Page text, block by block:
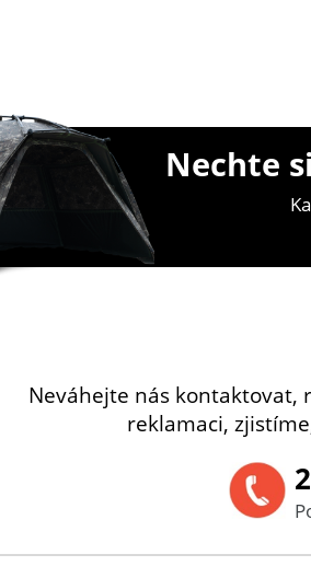
Nechte
Neváhejte nás kontaktovat,
reklamaci,